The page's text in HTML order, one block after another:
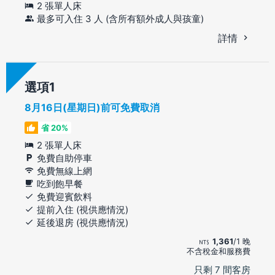
2 張單人床
最多可入住 3 人 (含所有額外成人與孩童)
詳情
選項
8月16日(星期日)前可免費取消
省 20%
2 張單人床
免費自助停車
免費無線上網
吃到飽早餐
免費迎賓飲料
提前入住 (視供應情況)
延後退房 (視供應情況)
1,361/1 晚
不含稅金和服務費
只剩 7 間客房